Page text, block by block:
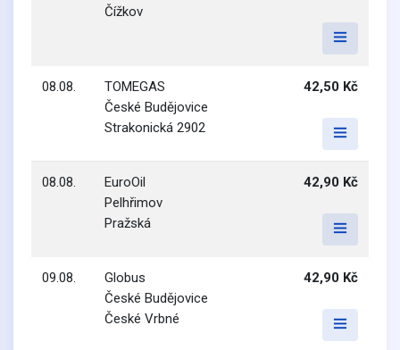
Čížkov
08.08.
TOMEGAS
České Budějovice
Strakonická 2902
42,50 Kč
08.08.
EuroOil
Pelhřimov
Pražská
42,90 Kč
09.08.
Globus
České Budějovice
České Vrbné
42,90 Kč